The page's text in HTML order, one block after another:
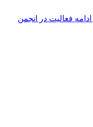
فعالیت در انجمن